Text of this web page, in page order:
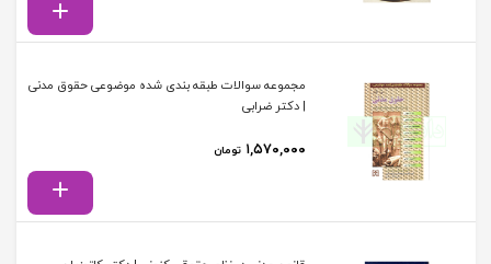
مجموعه سوالات طبقه بندی شده موضوعی حقوق مدنی
| دکتر ضرابی
۱,۵۷۰,۰۰۰ تومان